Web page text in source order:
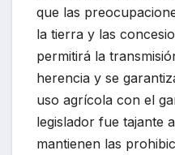
que las
la tierra y las
permitirá la
herencia y se
uso agrícola con el
legislador fue tajante
mantienen las